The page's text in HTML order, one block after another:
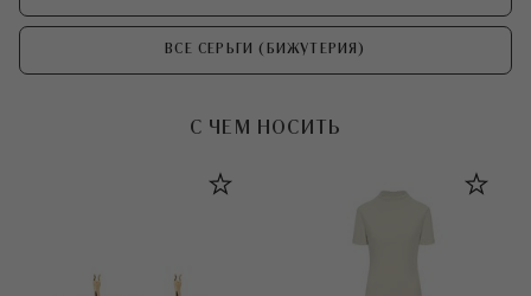
ВСЕ СЕРЬГИ (БИЖУТЕРИЯ)
С ЧЕМ НОСИТЬ